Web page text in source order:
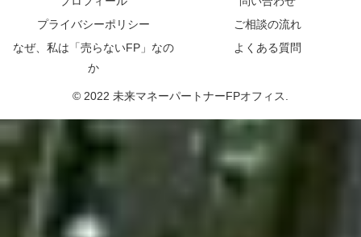
プライバシーポリシー
ご相談の流れ
なぜ、私は「売らないFP」なの
か
よくある質問
© 2022 未来マネーパートナーFPオフィス.